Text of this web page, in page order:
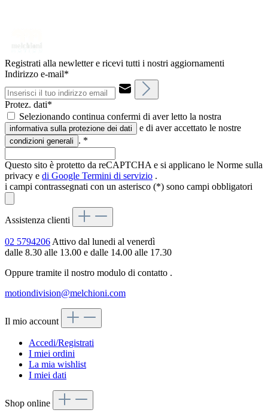
Registrati alla newletter e ricevi tutti i nostri aggiornamenti
Indirizzo e-mail*
Protez. dati*
Selezionando continua confermi di aver letto la nostra
informativa sulla protezione dei dati e di aver accettato le nostre
condizioni generali . *
Questo sito è protetto da reCAPTCHA e si applicano le Norme sulla
privacy e di Google Termini di servizio .
i campi contrassegnati con un asterisco (*) sono campi obbligatori
Assistenza clienti
02 5794206Attivo dal lunedi al venerdì
dalle 8.30 alle 13.00 e dalle 14.00 alle 17.30
Oppure tramite il nostro modulo di contatto .
motiondivision@melchioni.com
Il mio account
Accedi/Registrati
I miei ordini
La mia wishlist
I miei dati
Shop online